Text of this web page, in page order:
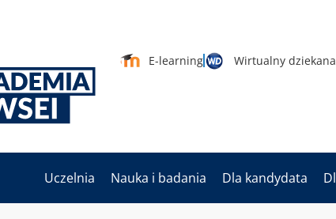
E-learning Wirtualny
Uczelnia Nauka i badania Dla kandydata